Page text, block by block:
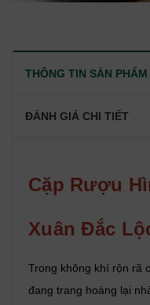
THÔNG TIN SẢN PHẨM
ĐÁNH GIÁ CHI TIẾT
Cặp Rượu
Xuân Đắc
Trong không khí rộn rã
đang trang hoàng lại